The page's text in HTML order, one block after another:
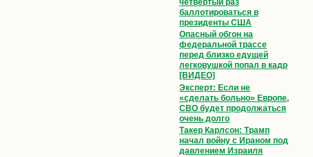
четвёртый раз
баллотироваться в
президенты США
Опасный обгон на
федеральной трассе
перед близко едущей
легковушкой попал в кадр
[ВИДЕО]
Эксперт: Если не
«сделать больно» Европе,
СВО будет продолжаться
очень долго
Такер Карлсон: Трамп
начал войну с Ираном под
давлением Израиля